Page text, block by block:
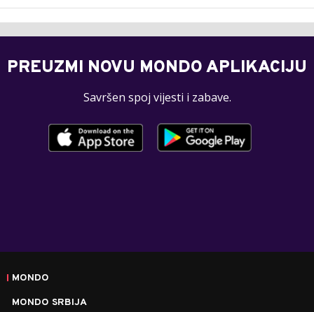
PREUZMI NOVU MONDO APLIKACIJU
Savršen spoj vijesti i zabave.
MONDO
MONDO SRBIJA